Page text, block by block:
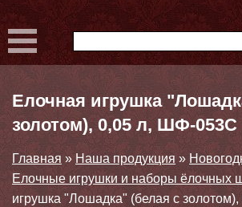
Елочная игрушка
золотом), 0,05 л, ШФ-053С
Главная » Наша продукция »
Елочные игрушки и наборы ёлочных
игрушка "Лошадка" (белая с